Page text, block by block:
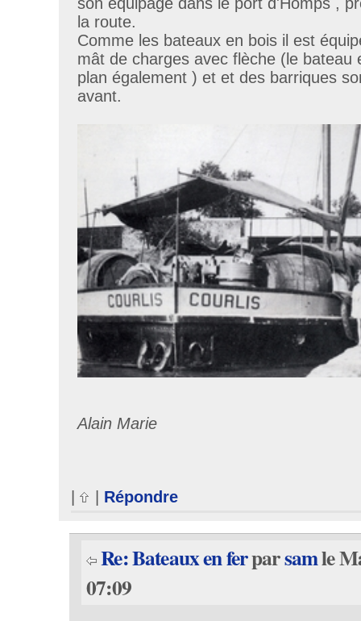
son équipage dans le port d'Homps ,
la route.
Comme les bateaux en bois il est
mât de charges avec flèche (le bateau
plan également ) et et des barriques
avant.
Alain Marie
| Répondre
Re: Bateaux en ferparsamle
07:09